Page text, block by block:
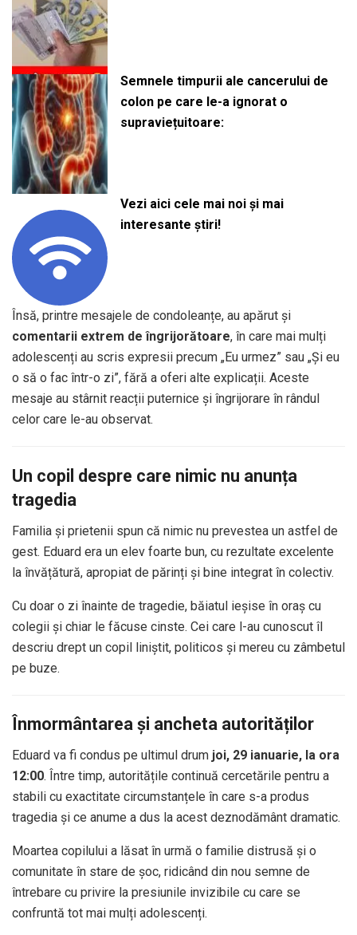
Semnele timpurii ale cancerului de
colon pe care le-a ignorat o
supraviețuitoare:
Vezi aici cele mai noi și mai
interesante știri!
Însă, printre mesajele de condoleanțe, au apărut și
comentarii extrem de îngrijorătoare, în care mai mulți
adolescenți au scris expresii precum „Eu urmez” sau „Și eu
o să o fac într-o zi”, fără a oferi alte explicații. Aceste
mesaje au stârnit reacții puternice și îngrijorare în rândul
celor care le-au observat.
Un copil despre care nimic nu anunța
tragedia
Familia și prietenii spun că nimic nu prevestea un astfel de
gest. Eduard era un elev foarte bun, cu rezultate excelente
la învățătură, apropiat de părinți și bine integrat în colectiv.
Cu doar o zi înainte de tragedie, băiatul ieșise în oraș cu
colegii și chiar le făcuse cinste. Cei care l-au cunoscut îl
descriu drept un copil liniștit, politicos și mereu cu zâmbetul
pe buze.
Înmormântarea și ancheta autorităților
Eduard va fi condus pe ultimul drum joi, 29 ianuarie, la ora
12:00. Între timp, autoritățile continuă cercetările pentru a
stabili cu exactitate circumstanțele în care s-a produs
tragedia și ce anume a dus la acest deznodământ dramatic.
Moartea copilului a lăsat în urmă o familie distrusă și o
comunitate în stare de șoc, ridicând din nou semne de
întrebare cu privire la presiunile invizibile cu care se
confruntă tot mai mulți adolescenți.